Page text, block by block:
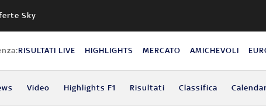
Sky
RISULTATI LIVE HIGHLIGHTS MERCATO AMICHEVOLI
Video Highlights F1 Risultati Classifica